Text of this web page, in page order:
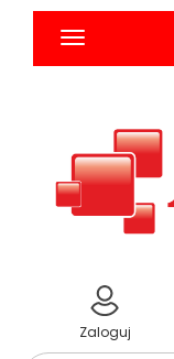
Zaloguj